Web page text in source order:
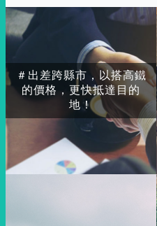
＃出差跨縣市，以搭高鐵
的價格，更快抵達目的
地！